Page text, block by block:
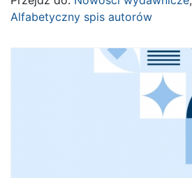
Alfabetyczny spis autorów